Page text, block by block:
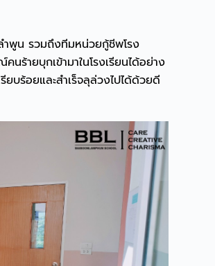
ำพูน รวมถึงทีมหน่วยกู้ชีพโรง
ร้ายบุกเข้ามาในโรงเรียนได้อย่าง
บร้อยและสำเร็จลุล่วงไปได้ด้วยดี